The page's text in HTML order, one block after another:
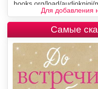
Для добавления
Самые